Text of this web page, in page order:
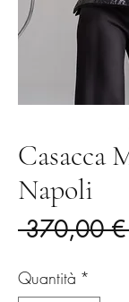
Casacca
Napoli
370,00
Quantità *